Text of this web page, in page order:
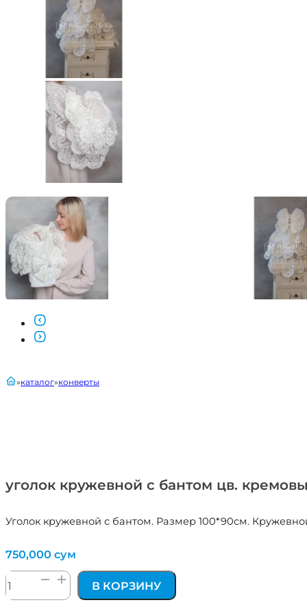
уголок кружевной с бантом цв.
Уголок кружевной с бантом. Размер 100*90см.
главнаякаталог конверты
750,000 сум
Количество
товара
В КОРЗИНУ